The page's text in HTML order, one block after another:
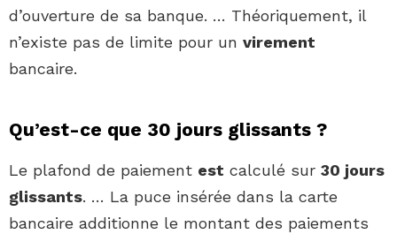
d’ouverture de sa banque. … Théoriquement, il
n’existe pas de limite pour un virement
bancaire.
Qu’est-ce que 30 jours glissants ?
Le plafond de paiement est calculé sur 30 jours
glissants. … La puce insérée dans la carte
bancaire additionne le montant des paiements